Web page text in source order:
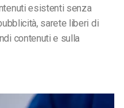
esistenti senza
sarete liberi di
contenuti e sulla